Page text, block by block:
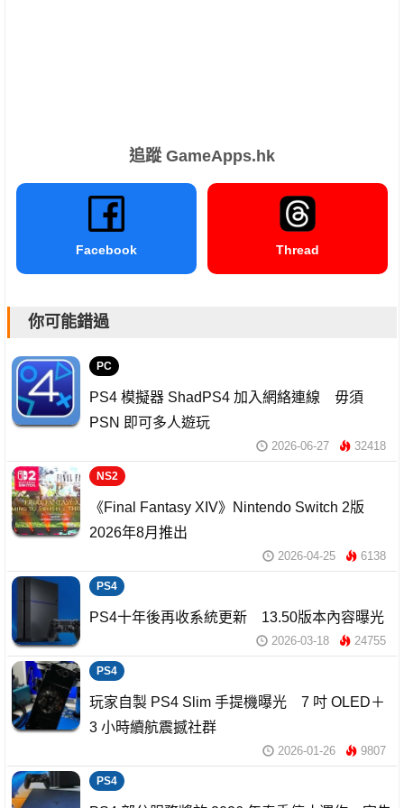
追蹤 GameApps.hk
Facebook Thread
你可能錯過
PC
PS4 模擬器 ShadPS4 加入網絡連線 毋須
PSN 即可多人遊玩
2026-06-27 32418
NS2
《Final Fantasy XIV》Nintendo Switch 2版
2026年8月推出
2026-04-25 6138
PS4
PS4十年後再收系統更新 13.50版本內容曝光
2026-03-18 24755
PS4
玩家自製 PS4 Slim 手提機曝光 7 吋 OLED＋
3 小時續航震撼社群
2026-01-26 9807
PS4